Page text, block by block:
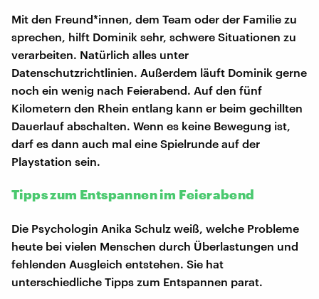
Mit den Freund*innen, dem Team oder der Familie zu
sprechen, hilft Dominik sehr, schwere Situationen zu
verarbeiten. Natürlich alles unter
Datenschutzrichtlinien. Außerdem läuft Dominik gerne
noch ein wenig nach Feierabend. Auf den fünf
Kilometern den Rhein entlang kann er beim gechillten
Dauerlauf abschalten. Wenn es keine Bewegung ist,
darf es dann auch mal eine Spielrunde auf der
Playstation sein.
Tipps zum Entspannen im Feierabend
Die Psychologin Anika Schulz weiß, welche Probleme
heute bei vielen Menschen durch Überlastungen und
fehlenden Ausgleich entstehen. Sie hat
unterschiedliche Tipps zum Entspannen parat.